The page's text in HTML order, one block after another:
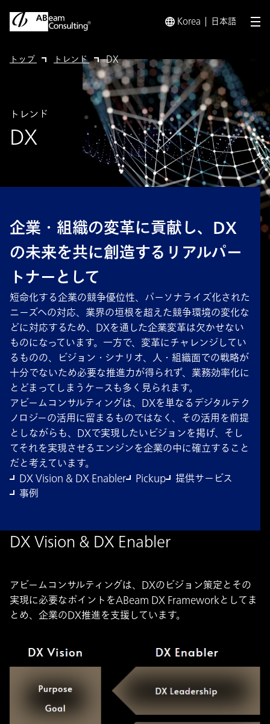
Korea 日本語 メ
トップ トレンド DX
DX
トレンド
企業・組織の変革に貢献し、DX
の未来を共に創造するリアルパー
トナーとして
短命化する企業の競争優位性、パーソナライズ化された
ニーズへの対応、業界の垣根を超えた競争環境の変化な
どに対応するため、DXを通した企業変革は欠かせない
ものになっています。一方で、変革にチャレンジしてい
るものの、ビジョン・シナリオ、人・組織面での戦略が
十分でないため必要な推進力が得られず、業務効率化に
とどまってしまうケースも多く見られます。
アビームコンサルティングは、DXを単なるデジタルテク
ノロジーの活用に留まるものではなく、その活用を前提
としながらも、DXで実現したいビジョンを掲げ、そし
てそれを実現させるエンジンを企業の中に確立すること
だと考えています。
DX Vision & DX Enabler
Pickup
提供サービス
事例
DX Vision & DX Enabler
アビームコンサルティングは、DXのビジョン策定とその
実現に必要なポイントをABeam DX Frameworkとしてま
とめ、企業のDX推進を支援しています。